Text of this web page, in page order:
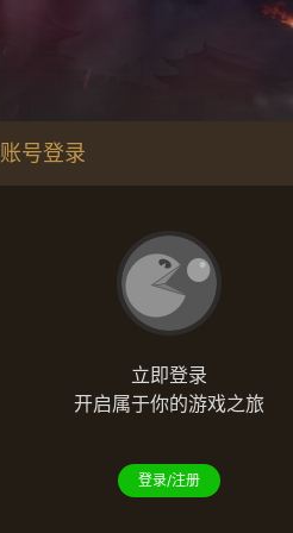
账号登录
立即登录
开启属于你的游戏之旅
登录/注册